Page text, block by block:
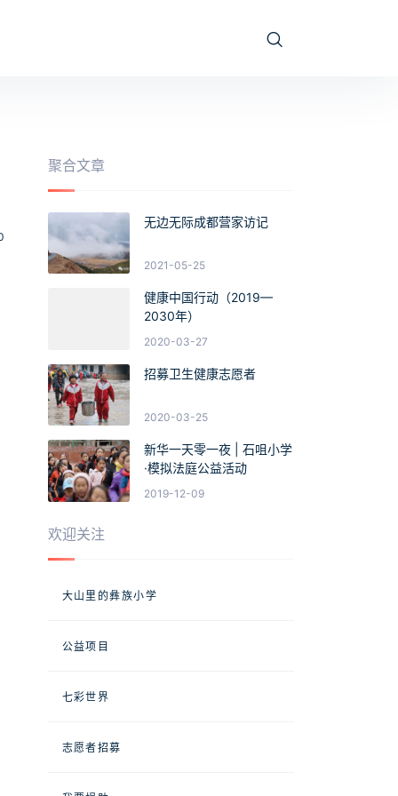
聚合文章
无边无际成都营家访记
2021-05-25
健康中国行动（2019—
2030年）
2020-03-27
招募卫生健康志愿者
2020-03-25
新华一天零一夜 | 石咀小学
·模拟法庭公益活动
2019-12-09
欢迎关注
大山里的彝族小学
公益项目
七彩世界
志愿者招募